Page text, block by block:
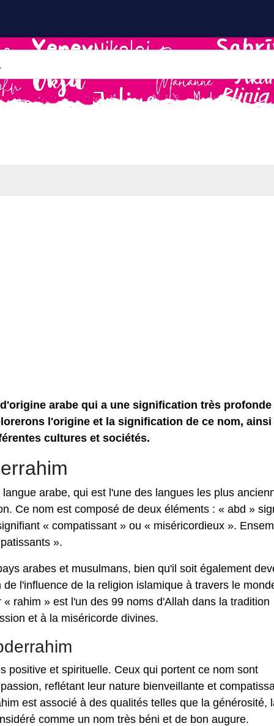
arabe qui a une signification très profonde
l'origine et la signification de ce nom, ainsi
cultures et sociétés.
arabe, qui est l'une des langues les plus
Ce nom est composé de deux éléments : « abd »
« compatissant » ou « miséricordieux ».
».
arabes et musulmans, bien qu'il soit également
l'influence de la religion islamique à travers le
rahim » est l'un des 99 noms d'Allah dans la tradition
et à la miséricorde divines.
positive et spirituelle. Ceux qui portent ce nom sont
reflétant leur nature bienveillante et
est associé à des qualités telles que la générosité,
comme un nom très béni et de bon augure.